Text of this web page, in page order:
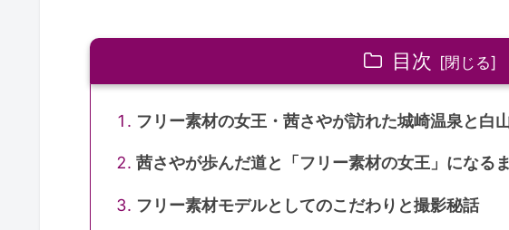
目次
フリー素材の女王・茜さやが訪れた城崎温泉と白
茜さやが歩んだ道と「フリー素材の女王」になる
フリー素材モデルとしてのこだわりと撮影秘話